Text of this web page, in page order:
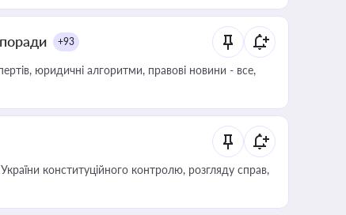
+93
юридичні алгоритми, правові новини - все,
конституційного контролю, розгляду справ,